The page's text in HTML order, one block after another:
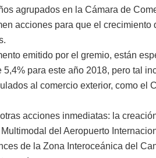
agrupados en la Cámara de
acciones para que el
emitido por el gremio, están
para este año 2018, pero tal
al comercio exterior, como el
acciones inmediatas: la
del Aeropuerto
de la Zona Interoceánica del